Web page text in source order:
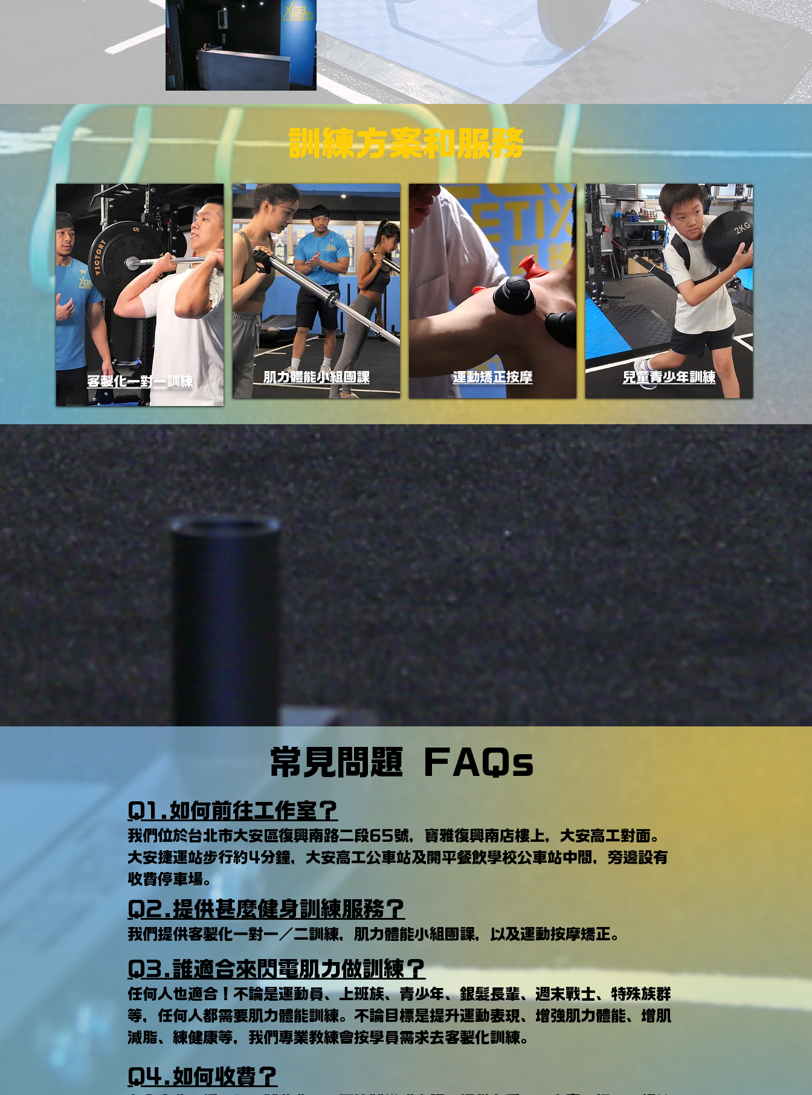
訓練方案和服務
客製化一對一訓練 肌力體能小組團課 運動矯正按摩 兒童青少年訓練
常見問題 FAQs
Q1.如何前往工作室？
我們位於台北市大安區復興南路二段65號，寶雅復興南店樓上，大安高工對面。
大安捷運站步行約4分鐘，大安高工公車站及開平餐飲學校公車站中間，旁邊設有
收費停車場。
Q2.提供甚麼健身訓練服務？
我們提供客製化一對一／二訓練，肌力體能小組團課，以及運動按摩矯正。
Q4.如何收費？
Q3.誰適合來閃電肌力做訓練？
任何人也適合！不論是運動員、上班族、青少年、銀髮長輩、週末戰士、特殊族群
等，任何人都需要肌力體能訓練。不論目標是提升運動表現、增強肌力體能、增肌
減脂、練健康等，我們專業教練會按學員需求去客製化訓練。